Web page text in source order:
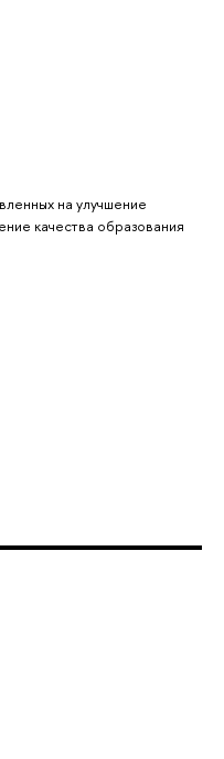
на улучшение
качества образования